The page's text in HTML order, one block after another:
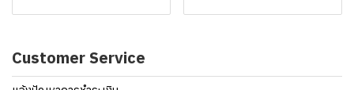
Customer Service